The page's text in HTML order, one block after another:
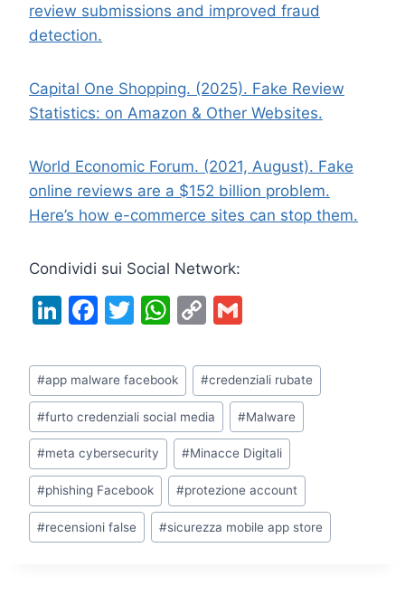
review submissions and improved fraud
detection.
Capital One Shopping. (2025). Fake Review
Statistics: on Amazon & Other Websites.
World Economic Forum. (2021, August). Fake
online reviews are a $152 billion problem.
Here’s how e-commerce sites can stop them.
Condividi sui Social Network:
Li
k
e
dI
n
F
c
e
b
o
o
k
T
itt
er
W
at
s
A
p
p
C
p
y
Li
n
k
ai
l
Tag
articolo:
#app malware facebook #credenziali rubate
#furto credenziali social media #Malware
#meta cybersecurity #Minacce Digitali
#phishing Facebook #protezione account
#recensioni false #sicurezza mobile app store